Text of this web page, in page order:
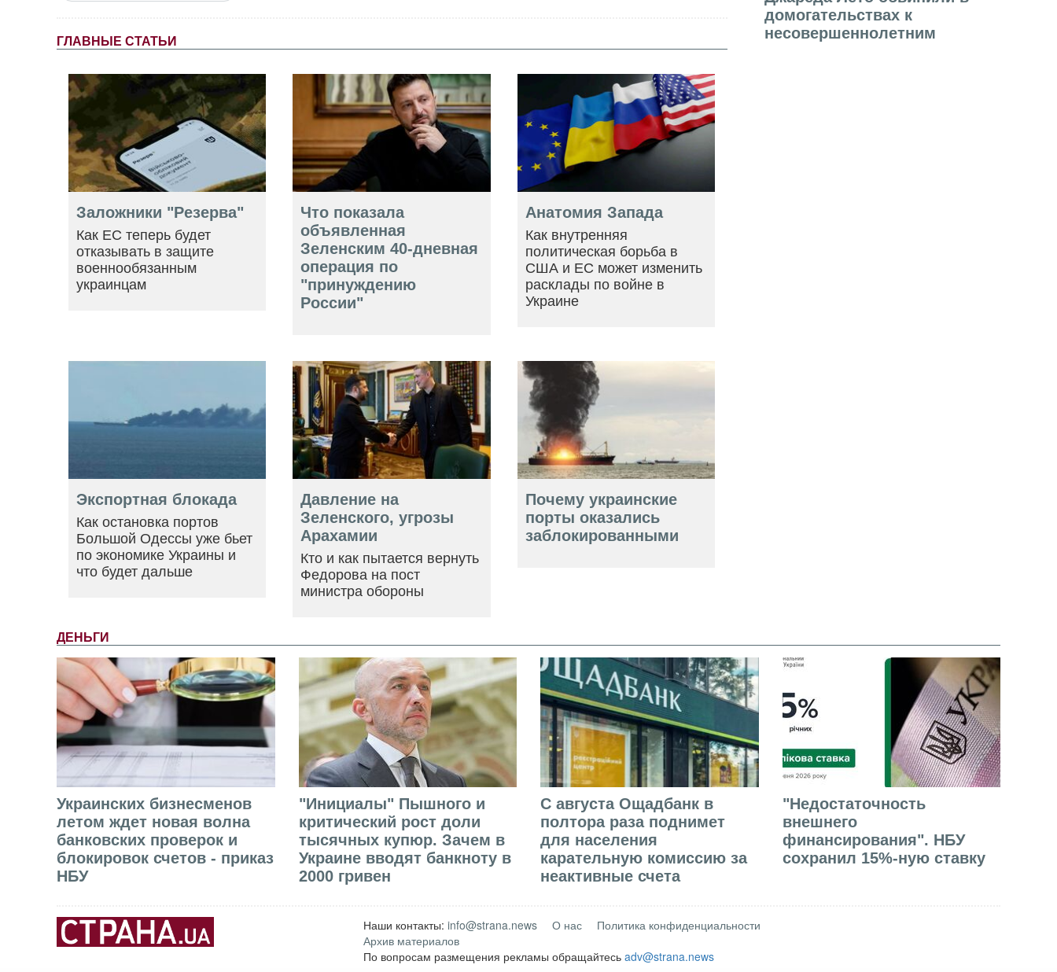
домогательствах к
несовершеннолетним
ГЛАВНЫЕ СТАТЬИ
Заложники "Резерва"
Как ЕС теперь будет
отказывать в защите
военнообязанным
украинцам
Что показала
объявленная
Зеленским 40-дневная
операция по
"принуждению
России"
Анатомия Запада
Как внутренняя
политическая борьба в
США и ЕС может изменить
расклады по войне в
Украине
Экспортная блокада
Как остановка портов
Большой Одессы уже бьет
по экономике Украины и
что будет дальше
Давление на
Зеленского, угрозы
Арахамии
Кто и как пытается вернуть
Федорова на пост
министра обороны
Почему украинские
порты оказались
заблокированными
ДЕНЬГИ
Украинских бизнесменов
летом ждет новая волна
банковских проверок и
блокировок счетов - приказ
НБУ
"Инициалы" Пышного и
критический рост доли
тысячных купюр. Зачем в
Украине вводят банкноту в
2000 гривен
С августа Ощадбанк в
полтора раза поднимет
для населения
карательную комиссию за
неактивные счета
"Недостаточность
внешнего
финансирования". НБУ
сохранил 15%-ную ставку
Наши контакты: info@strana.news О нас
Политика конфиденциальности
Архив материалов
По вопросам размещения рекламы обращайтесь adv@strana.news